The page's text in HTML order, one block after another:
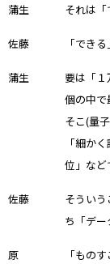
蒲生 それは「
佐藤 「でき
蒲生
要は「
個の中で
そこ(量
「細か
位」な
佐藤
そうい
ち「デ
原
「もの